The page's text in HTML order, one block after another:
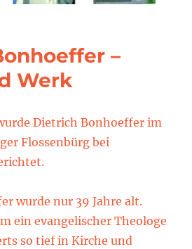
–
Werk
Dietrich Bonhoeffer im
Flossenbürg bei
wurde nur 39 Jahre alt.
ein evangelischer Theologe
so tief in Kirche und